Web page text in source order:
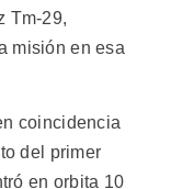
Tm-29,
misión en esa
coincidencia
del primer
en orbita 10